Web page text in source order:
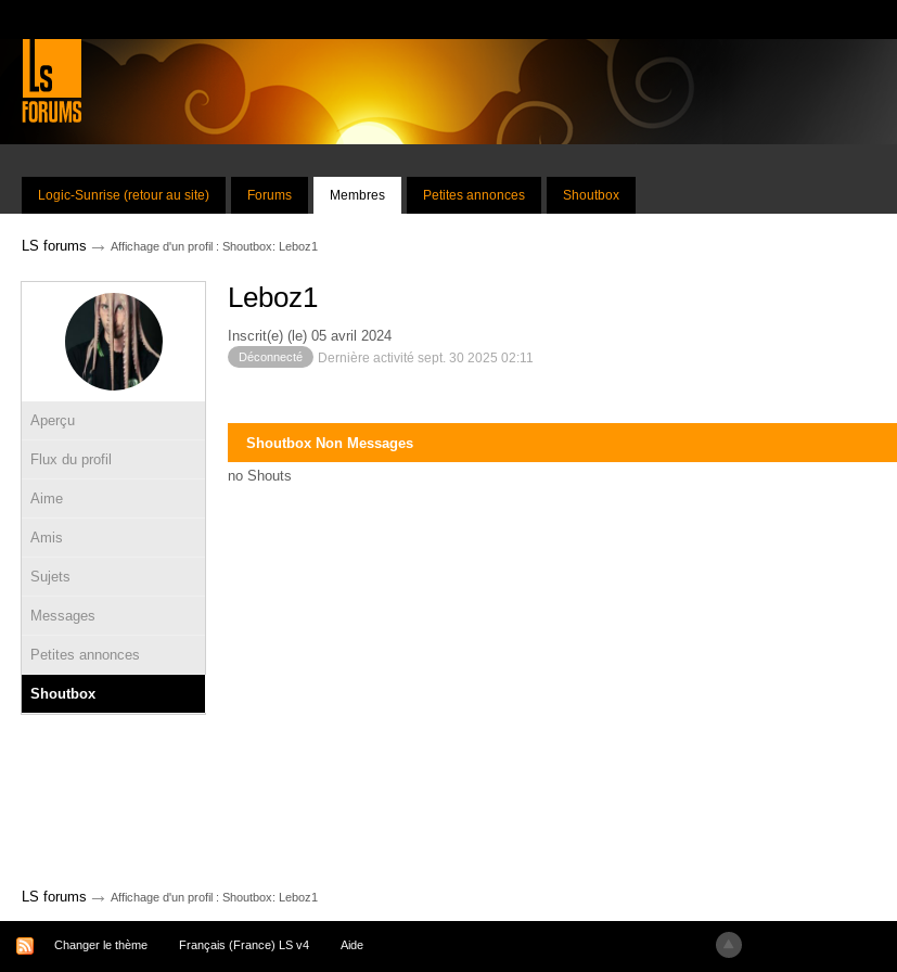
Logic-Sunrise (retour au site) Forums Membres Petites annonces Shoutbox
LS forums → Affichage d'un profil : Shoutbox: Leboz1
Aperçu
Flux du profil
Aime
Amis
Sujets
Messages
Petites annonces
Shoutbox
Leboz1
Inscrit(e) (le) 05 avril 2024
Déconnecté Dernière activité sept. 30 2025 02:11
Shoutbox Non Messages
no Shouts
LS forums → Affichage d'un profil : Shoutbox: Leboz1
Changer le thème Français (France) LS v4 Aide